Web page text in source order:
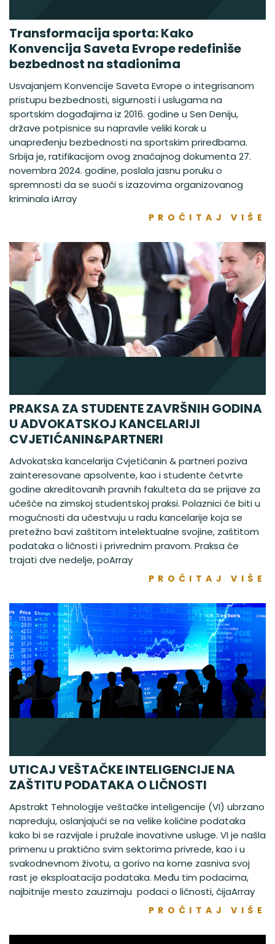
Transformacija sporta: Kako
Konvencija Saveta Evrope redefiniše
bezbednost na stadionima
Usvajanjem Konvencije Saveta Evrope o integrisanom
pristupu bezbednosti, sigurnosti i uslugama na
sportskim događajima iz 2016. godine u Sen Deniju,
države potpisnice su napravile veliki korak u
unapređenju bezbednosti na sportskim priredbama.
Srbija je, ratifikacijom ovog značajnog dokumenta 27.
novembra 2024. godine, poslala jasnu poruku o
spremnosti da se suoči s izazovima organizovanog
kriminala iArray
PROČITAJ VIŠE
PRAKSA ZA STUDENTE ZAVRŠNIH GODINA
U ADVOKATSKOJ KANCELARIJI
CVJETIĆANIN&PARTNERI
Advokatska kancelarija Cvjetićanin & partneri poziva
zainteresovane apsolvente, kao i studente četvrte
godine akreditovanih pravnih fakulteta da se prijave za
učešće na zimskoj studentskoj praksi. Polaznici će biti u
mogućnosti da učestvuju u radu kancelarije koja se
pretežno bavi zaštitom intelektualne svojine, zaštitom
podataka o ličnosti i privrednim pravom. Praksa će
trajati dve nedelje, poArray
PROČITAJ VIŠE
UTICAJ VEŠTAČKE INTELIGENCIJE NA
ZAŠTITU PODATAKA O LIČNOSTI
Apstrakt Tehnologije veštačke inteligencije (VI) ubrzano
napreduju, oslanjajući se na velike količine podataka
kako bi se razvijale i pružale inovativne usluge. VI je našla
primenu u praktično svim sektorima privrede, kao i u
svakodnevnom životu, a gorivo na kome zasniva svoj
rast je eksploatacija podataka. Među tim podacima,
najbitnije mesto zauzimaju podaci o ličnosti, čijaArray
PROČITAJ VIŠE